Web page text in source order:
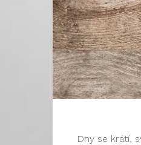
Dny se krátí,